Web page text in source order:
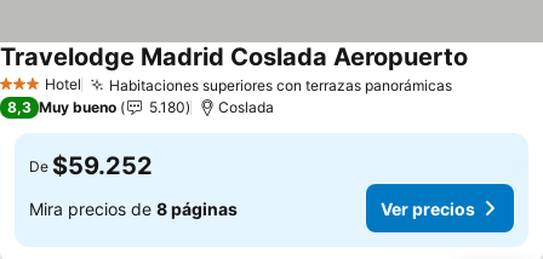
3 Estrellas
Hotel Habitaciones superiores con terrazas panorámicas
Travelodge Madrid Coslada Aeropuerto
8,3 Muy bueno 5.180 Coslada
De $59.252
Mira precios de 8 páginas Ver precios